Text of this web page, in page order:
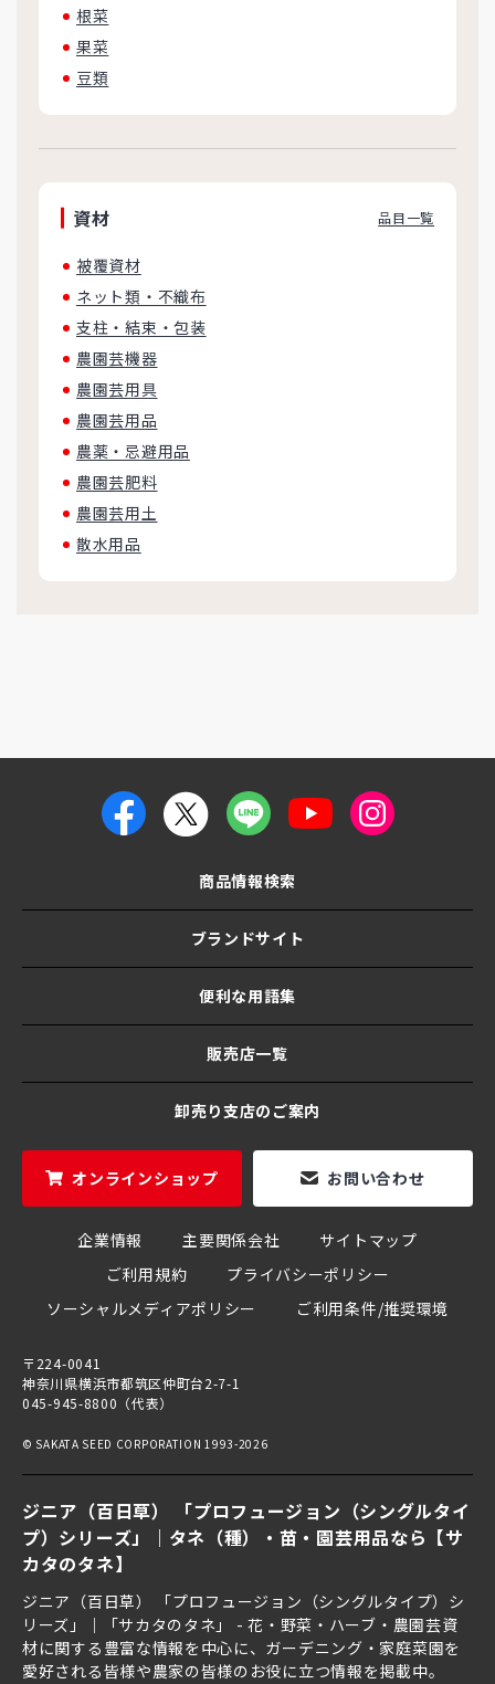
ジニア（百日草） 「プロフュージョン（シングルタイ
プ）シリーズ」｜タネ（種）・苗・園芸用品なら【サ
カタのタネ】
ジニア（百日草） 「プロフュージョン（シングルタイプ）シ
リーズ」｜「サカタのタネ」 - 花・野菜・ハーブ・農園芸資
材に関する豊富な情報を中心に、ガーデニング・家庭菜園を
愛好される皆様や農家の皆様のお役に立つ情報を掲載中。
根菜
果菜
豆類
資材 品目一覧
被覆資材
ネット類・不織布
支柱・結束・包装
農園芸機器
農園芸用具
農園芸用品
農薬・忌避用品
農園芸肥料
農園芸用土
散水用品
商品情報検索
ブランドサイト
便利な用語集
販売店一覧
卸売り支店のご案内
オンラインショップ お問い合わせ
企業情報 主要関係会社
サイトマップ
ご利用規約
プライバシーポリシー
ソーシャルメディアポリシー
ご利用条件/推奨環境
〒224-0041
神奈川県横浜市都筑区仲町台2-7-1
045-945-8800（代表）
© SAKATA SEED CORPORATION 1993-2026